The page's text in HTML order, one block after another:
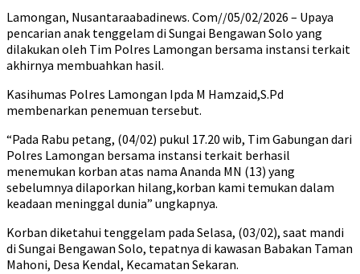
Lamongan, Nusantaraabadinews. Com//05/02/2026 – Upaya
pencarian anak tenggelam di Sungai Bengawan Solo yang
dilakukan oleh Tim Polres Lamongan bersama instansi terkait
akhirnya membuahkan hasil.
Kasihumas Polres Lamongan Ipda M Hamzaid,S.Pd
membenarkan penemuan tersebut.
“Pada Rabu petang, (04/02) pukul 17.20 wib, Tim Gabungan dari
Polres Lamongan bersama instansi terkait berhasil
menemukan korban atas nama Ananda MN (13) yang
sebelumnya dilaporkan hilang,korban kami temukan dalam
keadaan meninggal dunia” ungkapnya.
Korban diketahui tenggelam pada Selasa, (03/02), saat mandi
di Sungai Bengawan Solo, tepatnya di kawasan Babakan Taman
Mahoni, Desa Kendal, Kecamatan Sekaran.